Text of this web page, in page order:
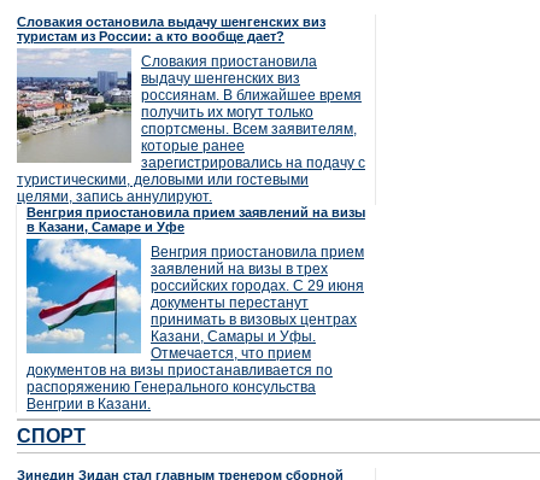
Словакия остановила выдачу шенгенских виз
туристам из России: а кто вообще дает?
Словакия приостановила
выдачу шенгенских виз
россиянам. В ближайшее время
получить их могут только
спортсмены. Всем заявителям,
которые ранее
зарегистрировались на подачу с
туристическими, деловыми или гостевыми
целями, запись аннулируют.
Венгрия приостановила прием заявлений на визы
в Казани, Самаре и Уфе
Венгрия приостановила прием
заявлений на визы в трех
российских городах. С 29 июня
документы перестанут
принимать в визовых центрах
Казани, Самары и Уфы.
Отмечается, что прием
документов на визы приостанавливается по
распоряжению Генерального консульства
Венгрии в Казани.
СПОРТ
Зинедин Зидан стал главным тренером сборной